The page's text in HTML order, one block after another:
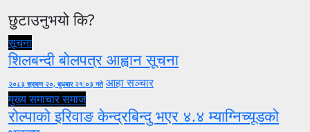
छुटाउनुभयो कि?
सूचना
शिलबन्दी बोलपत्र आह्वान सूचना
२०८३ श्रावण २०, बुधबार २१:०३ गते आहा सञ्चार
मुख्य समाचारसमाज
रोल्पाको इरिवाङ केन्द्रबिन्दु भएर ४.४ म्याग्निच्यूडको